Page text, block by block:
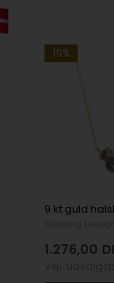
19%
1.276,00